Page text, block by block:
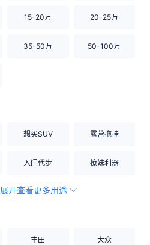
15-20万 20-25万
35-50万 50-100万
想买SUV 露营拖挂
入门代步 撩妹利器
空间宽敞
展开查看更多用途
丰田 大众